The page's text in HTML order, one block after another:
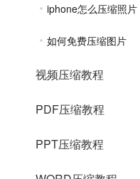
iphone怎么压缩照片
如何免费压缩图片
视频压缩教程
PDF压缩教程
PPT压缩教程